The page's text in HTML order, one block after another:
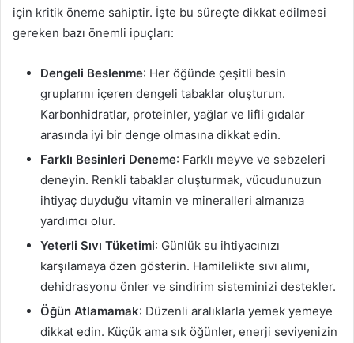
için kritik öneme sahiptir. İşte bu süreçte dikkat edilmesi
gereken bazı önemli ipuçları:
Dengeli Beslenme: Her öğünde çeşitli besin
gruplarını içeren dengeli tabaklar oluşturun.
Karbonhidratlar, proteinler, yağlar ve lifli gıdalar
arasında iyi bir denge olmasına dikkat edin.
Farklı Besinleri Deneme: Farklı meyve ve sebzeleri
deneyin. Renkli tabaklar oluşturmak, vücudunuzun
ihtiyaç duyduğu vitamin ve mineralleri almanıza
yardımcı olur.
Yeterli Sıvı Tüketimi: Günlük su ihtiyacınızı
karşılamaya özen gösterin. Hamilelikte sıvı alımı,
dehidrasyonu önler ve sindirim sisteminizi destekler.
Öğün Atlamamak: Düzenli aralıklarla yemek yemeye
dikkat edin. Küçük ama sık öğünler, enerji seviyenizin